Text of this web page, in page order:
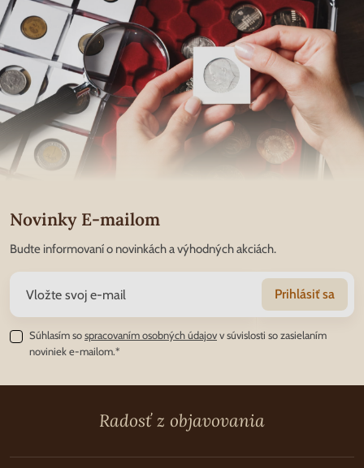
Novinky E-mailom
Budte informovaní o novinkách a výhodných akciách.
Prihlásiť sa
Súhlasím sospracovaním osobných údajovv súvislosti so zasielaním
noviniek e-mailom.*
Radosť z objavovania